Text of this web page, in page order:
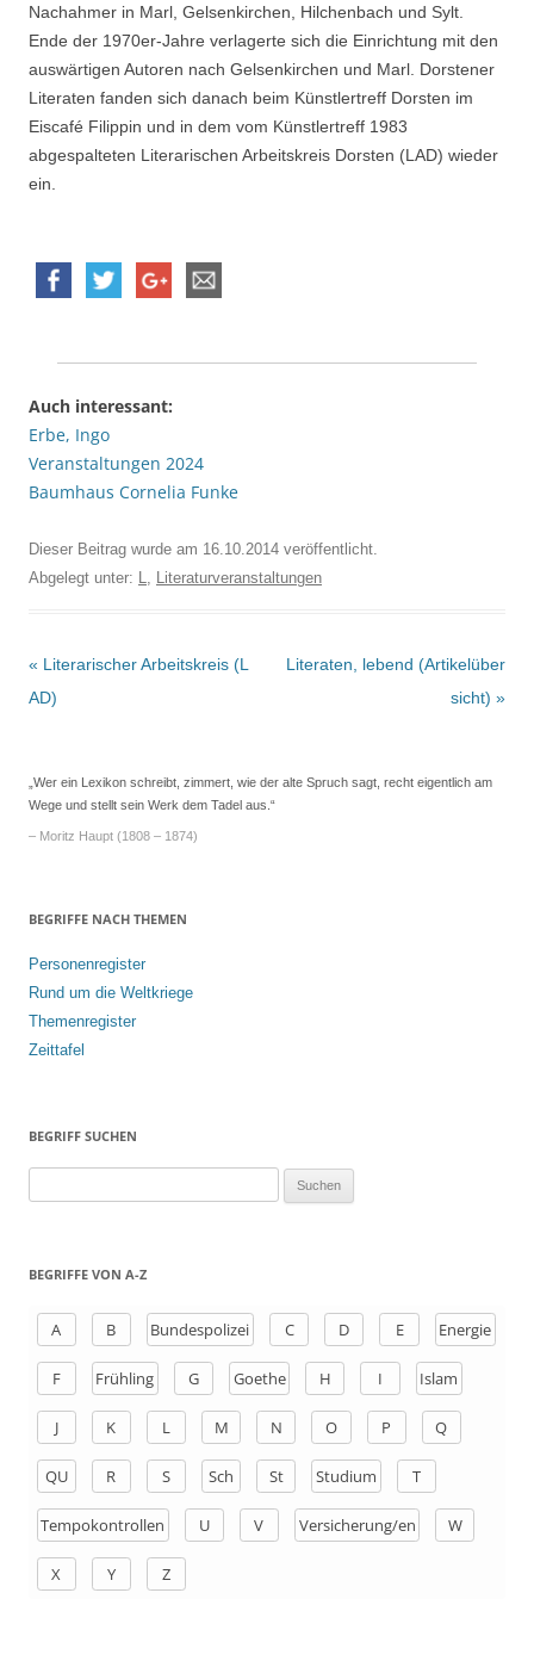
Nachahmer in Marl, Gelsenkirchen, Hilchenbach und Sylt.
Ende der 1970er-Jahre verlagerte sich die Einrichtung mit den
auswärtigen Autoren nach Gelsenkirchen und Marl. Dorstener
Literaten fanden sich danach beim Künstlertreff Dorsten im
Eiscafé Filippin und in dem vom Künstlertreff 1983
abgespalteten Literarischen Arbeitskreis Dorsten (LAD) wieder
ein.
Auch interessant:
Erbe, Ingo
Veranstaltungen 2024
Baumhaus Cornelia Funke
Dieser Beitrag wurde am 16.10.2014 veröffentlicht.
Abgelegt unter: L Literaturveranstaltungen
Beitrags-
Navigation
« Literarischer Arbeitskreis (L
AD)
Literaten, lebend (Artikelüber
sicht) »
„Wer ein Lexikon schreibt, zimmert, wie der alte Spruch sagt, recht eigentlich am
Wege und stellt sein Werk dem Tadel aus.“
– Moritz Haupt (1808 – 1874)
BEGRIFFE NACH THEMEN
Personenregister
Rund um die Weltkriege
Themenregister
Zeittafel
BEGRIFF SUCHEN
h
BEGRIFFE VON A-Z
A B Bundespolizei C D E Energie
F Frühling G Goethe H I Islam
J K L M N O P Q
QU R S Sch St Studium T
Tempokontrollen U V Versicherung/en W
X Y Z